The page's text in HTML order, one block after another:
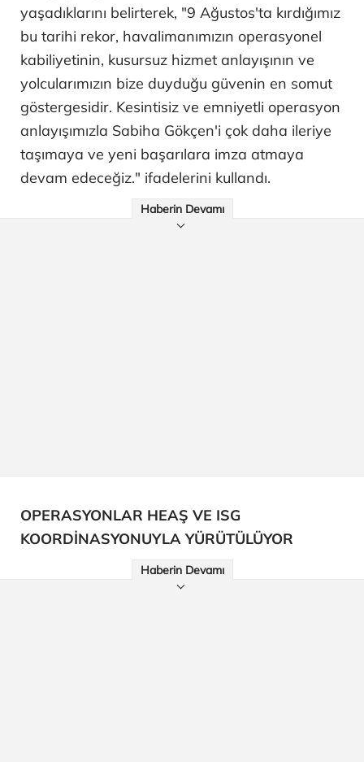
yaşadıklarını belirterek, "9 Ağustos'ta kırdığımız
bu tarihi rekor, havalimanımızın operasyonel
kabiliyetinin, kusursuz hizmet anlayışının ve
yolcularımızın bize duyduğu güvenin en somut
göstergesidir. Kesintisiz ve emniyetli operasyon
anlayışımızla Sabiha Gökçen'i çok daha ileriye
taşımaya ve yeni başarılara imza atmaya
devam edeceğiz." ifadelerini kullandı.
Haberin Devamı
OPERASYONLAR HEAŞ VE ISG
KOORDİNASYONUYLA YÜRÜTÜLÜYOR
Haberin Devamı